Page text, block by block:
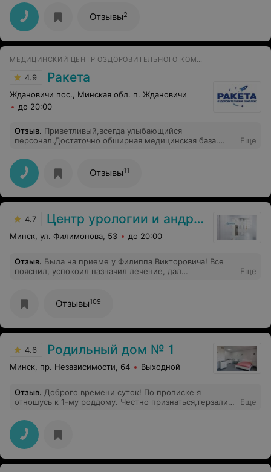
поставил правильный диагноз. Очень грамотный врач.
Отзывы2
МЕДИЦИНСКИЙ ЦЕНТР ОЗДОРОВИТЕЛЬНОГО КОМПЛЕКСА
4.9 Ракета
Ждановичи пос., Минская обл. п. Ждановичи
до 20:00
Отзыв. Приветливый,всегда улыбающийся
персонал.Достаточно обширная медицинская база.
Мед.работники--профессионалы. Очень чистая
территория,уютные номера.И,конечно,природа. Лес и
чистейший воздух всегда заряжают бодростью и
хорошим настроением
Еще
Отзывы11
4.7 Центр урологии и андрологии
Минск, ул. Филимонова, 53 до 20:00
Отзыв. Была на приеме у Филиппа Викторовича! Все
пояснил, успокоил назначил лечение, дал
врач!
Еще
Отзывы109
4.6 Родильный дом № 1
Минск, пр. Независимости, 64 Выходной
Отзыв. Доброго времени суток! По прописке я
отношусь к 1-му роддому. Честно признаться,терзали
многие знакомые рассказывали страшилки. Долго
думала и решила,будь,что будет,рожать буду именно
там ТК сама 27 лет назад появилась на свет в этом же
месте. Роды пришлись на 26.06.2015. Помогала на
свет появиться моему ангелочку Малышева Татьяна
Еще